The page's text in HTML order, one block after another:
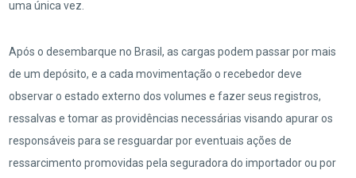
uma única vez.
Após o desembarque no Brasil, as cargas podem passar por mais
de um depósito, e a cada movimentação o recebedor deve
observar o estado externo dos volumes e fazer seus registros,
ressalvas e tomar as providências necessárias visando apurar os
responsáveis para se resguardar por eventuais ações de
ressarcimento promovidas pela seguradora do importador ou por